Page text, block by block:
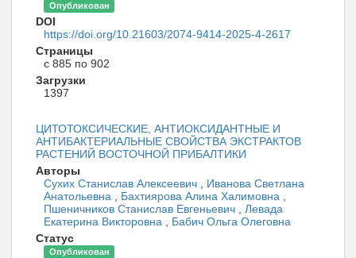
Опубликован
DOI
https://doi.org/10.21603/2074-9414-2025-4-2617
Страницы
с 885 по 902
Загрузки
1397
ЦИТОТОКСИЧЕСКИЕ, АНТИОКСИДАНТНЫЕ И
АНТИБАКТЕРИАЛЬНЫЕ СВОЙСТВА ЭКСТРАКТОВ
РАСТЕНИЙ ВОСТОЧНОЙ ПРИБАЛТИКИ
Авторы
Сухих Станислав Алексеевич
Иванова Светлана
Анатольевна
Бахтиярова Алина Халимовна
Пшеничников Станислав Евгеньевич
Левада
Екатерина Викторовна
Бабич Ольга Олеговна
Статус
Опубликован